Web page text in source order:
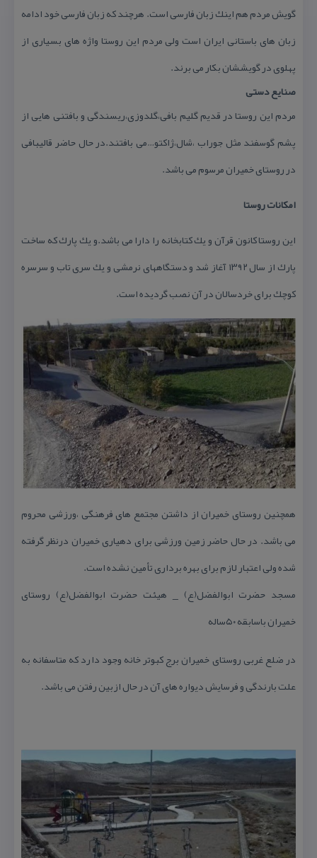
گویش مردم هم اینك زبان فارسی است. هرچند كه زبان فارسی خود ادامه
زبان های باستانی ایران است ولی مردم این روستا واژه های بسیاری از
پهلوی در گویششان بكار می برند.
صنایع دستی
مردم این روستا در قدیم گلیم بافی،گلدوزی،ریسندگی و بافتنی هایی از
پشم گوسفند مثل جوراب ،شال،ژاكتو…می بافتند.در حال حاضر قالیبافی
در روستای خمیران مرسوم می باشد.
امكانات روستا
این روستا كانون قرآن و یك كتابخانه را دارا می باشد.و یك پارك كه ساخت
پارك از سال ۱۳۹۲ آغاز شد و دستگاههای نرمشی و یك سری تاب و سرسره
كوچك برای خردسالان در آن نصب گردیده است.
همچنین روستای خمیران از داشتن مجتمع های فرهنگی ،ورزشی محروم
می باشد. در حال حاضر زمین ورزشی برای دهیاری خمیران درنظر گرفته
شده ولی اعتبار لازم برای بهره برداری تأمین نشده است.
مسجد حضرت ابوالفضل(ع) _ هیئت حضرت ابوالفضل(ع) روستای
خمیران باسابقه ۵۰ساله
در ضلع غربی روستای خمیران برج كبوتر خانه وجود دارد كه متاسفانه به
علت بارندگی و فرسایش دیواره های آن در حال ازبین رفتن می باشد.